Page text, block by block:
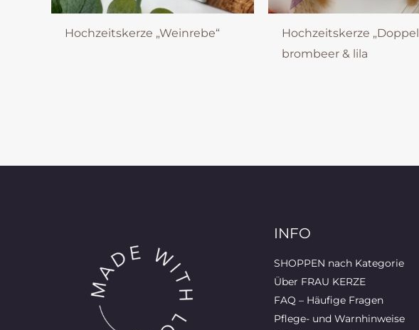
Hochzeitskerze „Weinrebe“
Hochzeitskerze
brombeer & lila
INFO
SHOPPEN nach Kategorie
Über FRAU KERZE
FAQ – Häufige Fragen
Pflege- und Warnhinweise